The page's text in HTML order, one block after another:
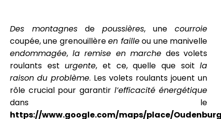
Des montagnes depoussières, unecourroie
coupée, une grenouillèreen failleou une manivelle
endommagée, la remise en marche des volets
roulants est urgente, et ce, quelle que soitla
raison du problème. Les volets roulants jouent un
rôle crucial pour garantir l’efficacité énergétique
dans le
https://www.google.com/maps/place/